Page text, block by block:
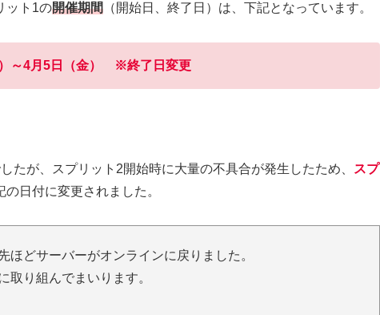
ット1の開催期間 （開始日、終了日）は、下記となっています。
）～4月5日（金） ※終了日変更
たが、スプリット2開始時に大量の不具合が発生したため、
スプ
の日付に変更されました。
ほどサーバーがオンラインに戻りました。
取り組んでまいります。